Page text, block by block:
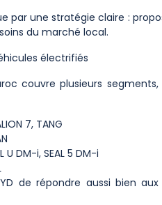
par une stratégie claire :
du marché local.
électrifiés
couvre plusieurs
7, TANG
DM-i, SEAL 5 DM-i
de répondre aussi bien aux